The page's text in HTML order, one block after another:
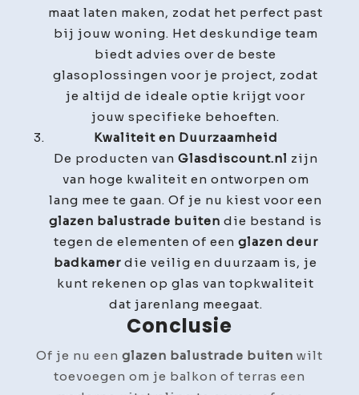
maat laten maken, zodat het perfect past
bij jouw woning. Het deskundige team
biedt advies over de beste
glasoplossingen voor je project, zodat
je altijd de ideale optie krijgt voor
jouw specifieke behoeften.
Kwaliteit en Duurzaamheid
De producten van Glasdiscount.nl zijn
van hoge kwaliteit en ontworpen om
lang mee te gaan. Of je nu kiest voor een
glazen balustrade buiten die bestand is
tegen de elementen of een glazen deur
badkamer die veilig en duurzaam is, je
kunt rekenen op glas van topkwaliteit
dat jarenlang meegaat.
Conclusie
Of je nu een glazen balustrade buiten wilt
toevoegen om je balkon of terras een